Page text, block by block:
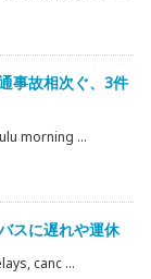
事故相次ぐ、3件
morning ...
スに遅れや運休
canc ...